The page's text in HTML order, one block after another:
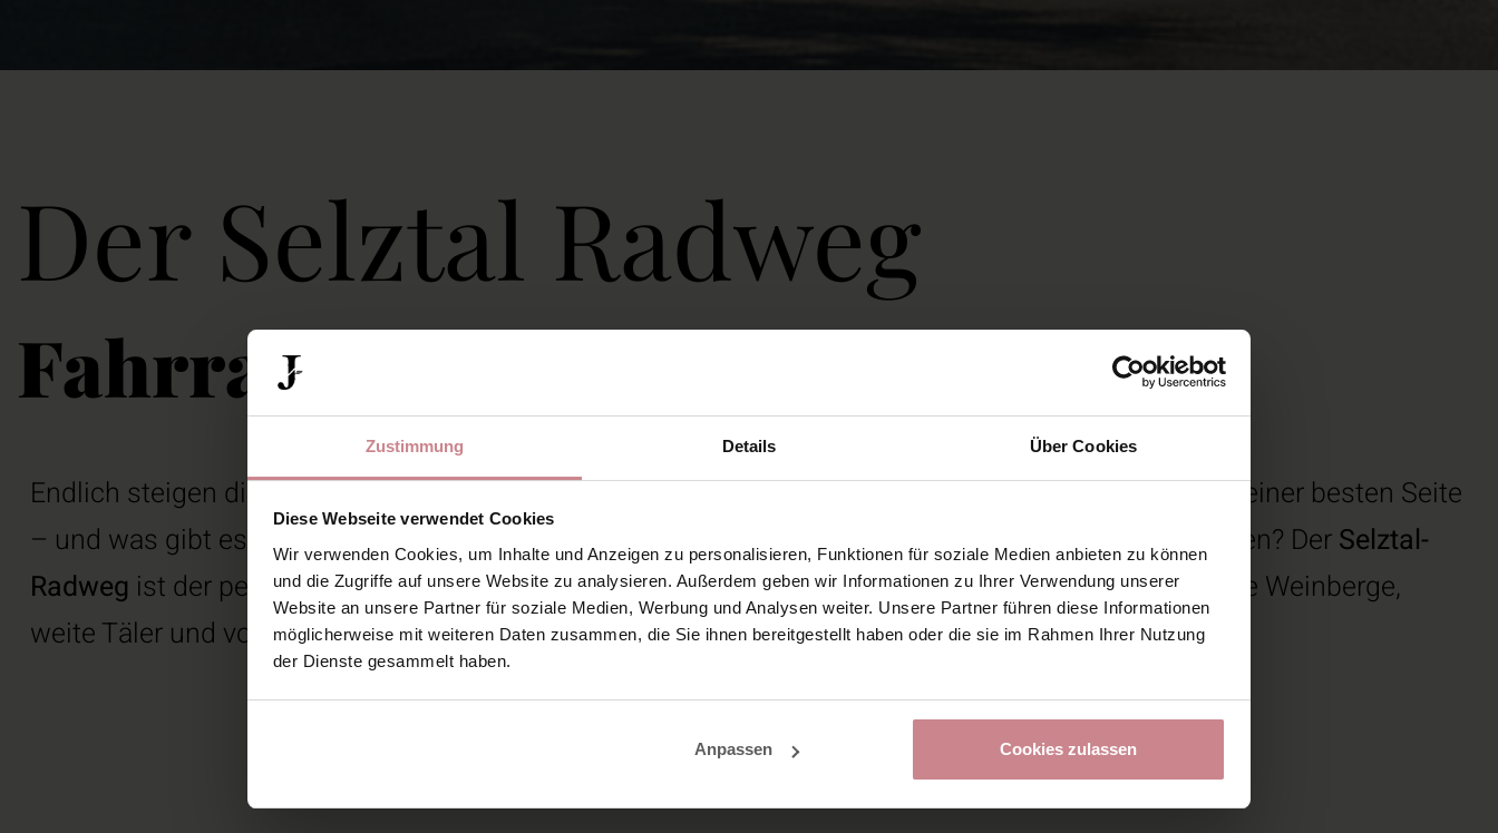
Zustimmung Details Über Cookies
Diese Webseite verwendet Cookies
Wir verwenden Cookies, um Inhalte und Anzeigen zu personalisieren, Funktionen für soziale Medien anbieten zu können
und die Zugriffe auf unsere Website zu analysieren. Außerdem geben wir Informationen zu Ihrer Verwendung unserer
Website an unsere Partner für soziale Medien, Werbung und Analysen weiter. Unsere Partner führen diese Informationen
möglicherweise mit weiteren Daten zusammen, die Sie ihnen bereitgestellt haben oder die sie im Rahmen Ihrer Nutzung
der Dienste gesammelt haben.
Anpassen Cookies zulassen
Der Selztal Radweg
Fahrradtour mit Aussicht
Endlich steigen die Temperaturen und locken in die Natur: Rheinhessen zeigt sich im Sommer von seiner besten Seite
– und was gibt es Schöneres, als dieseeindrucksvolle Landschaftvom Fahrradsattel aus zu erkunden? DerSelztal-
Radweg ist der perfekte Begleiter für aktive Genussmomente. Auf67 Kilometernführt er durch sanfte Weinberge,
weite Täler und vorbei an einigen der schönsten Panoramen der Region.